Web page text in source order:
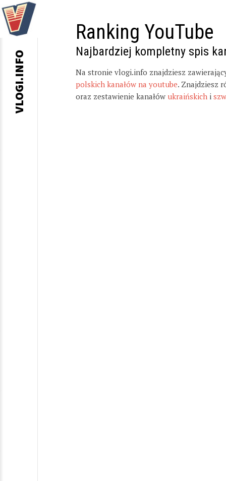
Ranking YouTube
Najbardziej kompletny spis
Na stronie vlogi.info znajdziesz
polskich kanałów na youtube. Znajdziesz
oraz zestawienie kanałów ukraińskich i
VLOGI.INFO